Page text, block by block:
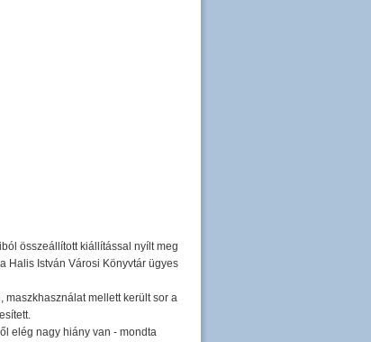
összeállított kiállítással nyílt meg
Halis István Városi Könyvtár ügyes
mellett került sor a
elég nagy hiány van - mondta